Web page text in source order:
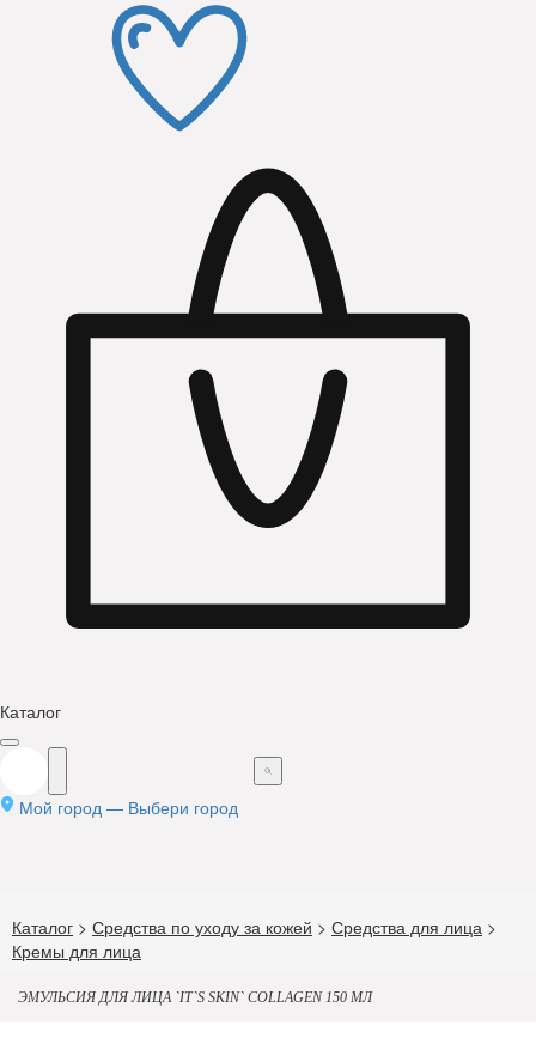
Каталог
Мой город — Выбери город
Каталог > Средства по уходу за кожей > Средства для лица >
Кремы для лица
ЭМУЛЬСИЯ ДЛЯ ЛИЦА `IT`S SKIN` COLLAGEN 150 МЛ